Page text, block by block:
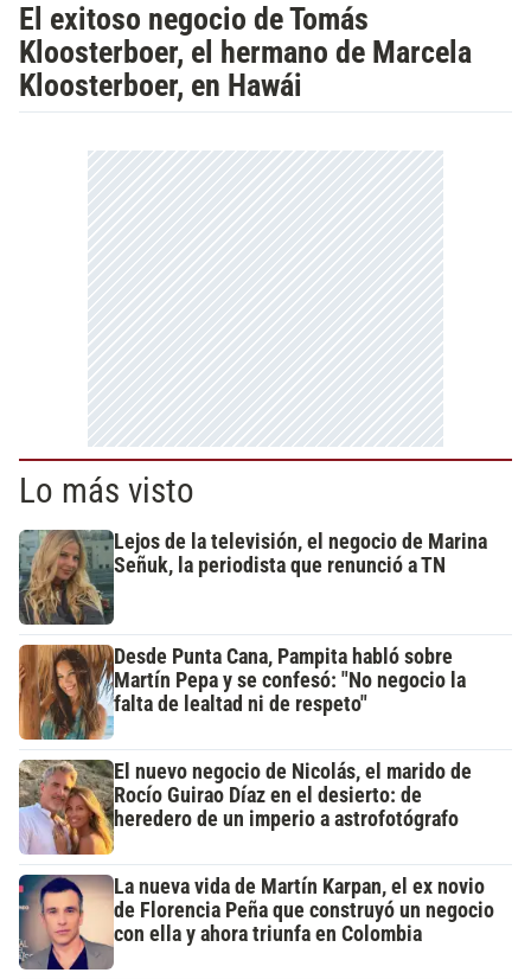
El exitoso negocio de Tomás
Kloosterboer, el hermano de Marcela
Kloosterboer, en Hawái
Lo más visto
Lejos de la televisión, el negocio de Marina
Señuk, la periodista que renunció a TN
Desde Punta Cana, Pampita habló sobre
Martín Pepa y se confesó: "No negocio la
falta de lealtad ni de respeto"
El nuevo negocio de Nicolás, el marido de
Rocío Guirao Díaz en el desierto: de
heredero de un imperio a astrofotógrafo
La nueva vida de Martín Karpan, el ex novio
de Florencia Peña que construyó un negocio
con ella y ahora triunfa en Colombia